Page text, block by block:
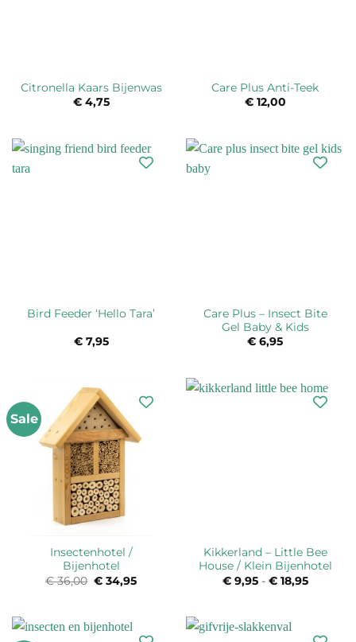
Citronella Kaars Bijenwas
€4,75
Care Plus Anti-Teek
€12,00
Bird Feeder ‘Hello Tara’
€7,95
Care Plus – Insect Bite
Gel Baby & Kids
€ 6,95
Sale
Insectenhotel /
Bijenhotel
€36,00 Oorspronkelijke
€ 34,95
Kikkerland – Little Bee
House / Klein Bijenhotel
€9,95 - €18,95